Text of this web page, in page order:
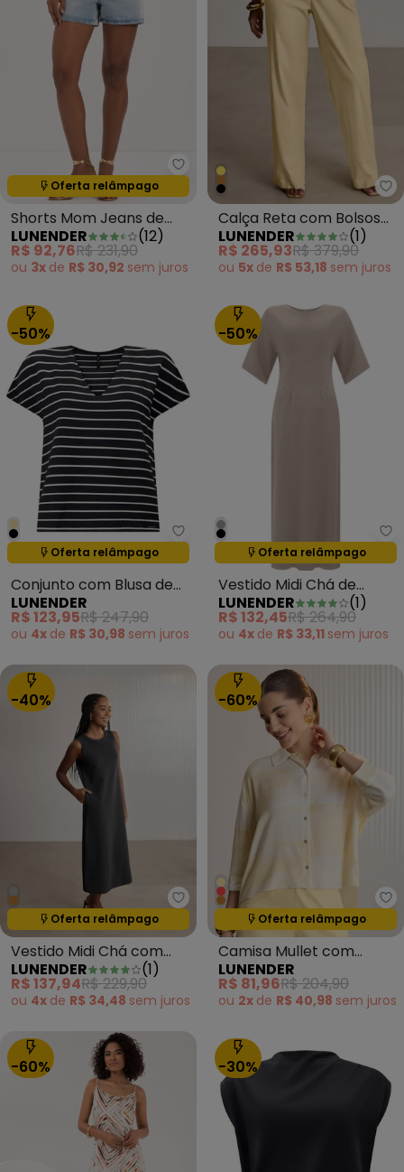
Lunender - Shorts Mom Jeans
Oferta relâmpago
Termina em:04:37:20
Shorts Mom Jeans de
Chapa Barriga Azul
LUNENDER (12)
R$ 92,76R$ 231,90
ou 3x de R$ 30,92 sem juros
Calça Reta com Bolsos
em Tecido Amarelo
LUNENDER (1)
R$ 265,93R$ 379,90
ou 5x de R$ 53,18 sem juros
-50%
Lunender - Conjunto com
Oferta relâmpago
Termina em:04:37:20
Conjunto com Blusa de
Manga e Shorts Preto
LUNENDER
R$ 123,95R$ 247,90
ou 4x de R$ 30,98 sem juros
-50%
Oferta relâmpago
Termina em:04:37:20
Vestido Midi Chá de
Mangas Curtas Cinza
LUNENDER (1)
R$ 132,45R$ 264,90
ou 4x de R$ 33,11 sem juros
-40%
Lunender - Vestido Midi Chá
Oferta relâmpago
Termina em:04:37:20
Vestido Midi Chá com
Bolsos em Moletom Cinza
LUNENDER (1)
R$ 137,94R$ 229,90
ou 4x de R$ 34,48 sem juros
-60%
Oferta relâmpago
Termina em:04:37:20
Camisa Mullet com
Mangas 3/4 Bege
LUNENDER
R$ 81,96R$ 204,90
ou 2x de R$ 40,98 sem juros
-60% -30%